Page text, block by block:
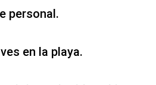
personal.
en la playa.